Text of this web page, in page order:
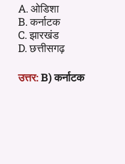
A. ओडिशा
B. कर्नाटक
C. झारखंड
D. छत्तीसगढ़
उत्तर:B) कर्नाटक